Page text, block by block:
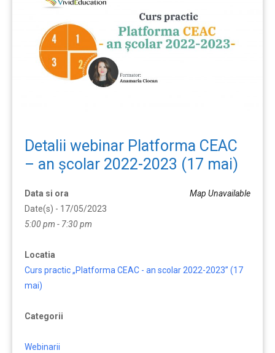
Detalii webinar Platforma CEAC
– an școlar 2022-2023 (17 mai)
Map Unavailable
Data si ora
Date(s) - 17/05/2023
5:00 pm - 7:30 pm
Locatia
Curs practic „Platforma CEAC - an scolar 2022-2023” (17
mai)
Categorii
Webinarii